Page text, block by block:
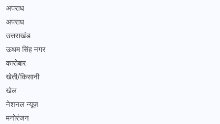
अपराध
अपराध
उत्तराखंड
ऊधम सिंह नगर
कारोबार
खेती/किसानी
खेल
नेशनल न्यूज़
मनोरंजन